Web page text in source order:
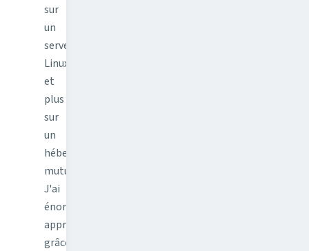
sur
un
serveur
Linux
et
plus
sur
un
hébergement
mutualisé.
J'ai
énormément
appris
grâce…